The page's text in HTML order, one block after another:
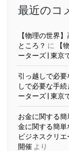
最近のコ
【物理の世界
ところ？ に
【
ーターズ | 東京
引っ越しで必
しで必要な手
ーターズ | 東京
お金に関する
金に関する簡単
ビジネスクリ
開催 より